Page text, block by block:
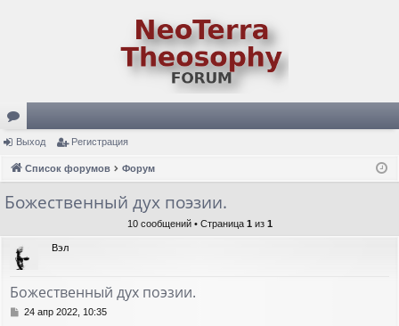
ор
ум
ы
Выход Регистрация
Список форумов Форум
Божественный дух поэзии.
10 сообщений • Страница 1 из 1
Вэл
Божественный дух поэзии.
С24 апр 2022, 10:35